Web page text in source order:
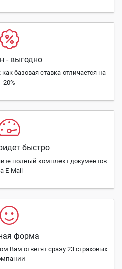
- выгодно
базовая ставка отличается на
20%
быстро
полный комплект документов
E-Mail
форма
Вам ответят сразу 23 страховых